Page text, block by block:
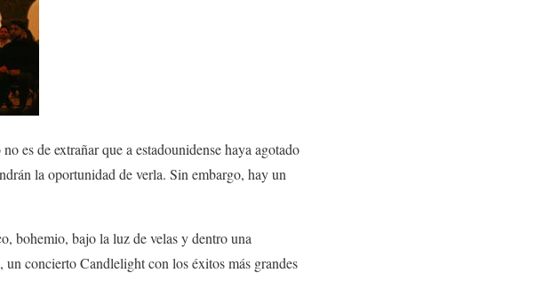
es de extrañar que a estadounidense haya agotado
la oportunidad de verla. Sin embargo, hay un
bohemio, bajo la luz de velas y dentro una
un concierto Candlelight con los éxitos más grandes